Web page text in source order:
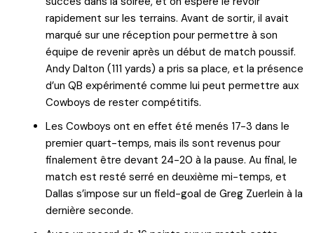
rapidement sur les terrains. Avant de sortir, il avait
marqué sur une réception pour permettre à son
équipe de revenir après un début de match poussif.
Andy Dalton (111 yards) a pris sa place, et la présence
d’un QB expérimenté comme lui peut permettre aux
Cowboys de rester compétitifs.
Les Cowboys ont en effet été menés 17-3 dans le
premier quart-temps, mais ils sont revenus pour
finalement être devant 24-20 à la pause. Au final, le
match est resté serré en deuxième mi-temps, et
Dallas s’impose sur un field-goal de Greg Zuerlein à la
dernière seconde.